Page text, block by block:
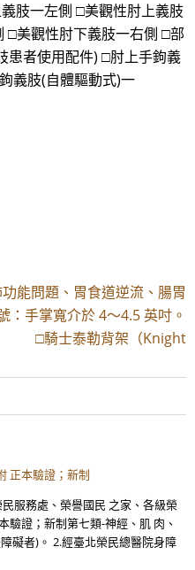
肢一左側 □美觀性肘上義肢
□美觀性肘下義肢一右側 □部
患者使用配件) □肘上手鉤義
義肢(自體驅動式)一
能問題、胃食道逆流、腸胃
：手掌寬介於 4～4.5 英吋。
□騎士泰勒背架（Knight
正本驗證；新制
服務處、榮譽國民 之家、各級榮
驗證；新制第七類-神經、肌 肉、
礙者)。 2.經臺北榮民總醫院身障